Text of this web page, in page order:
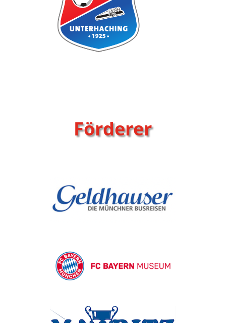
Förderer